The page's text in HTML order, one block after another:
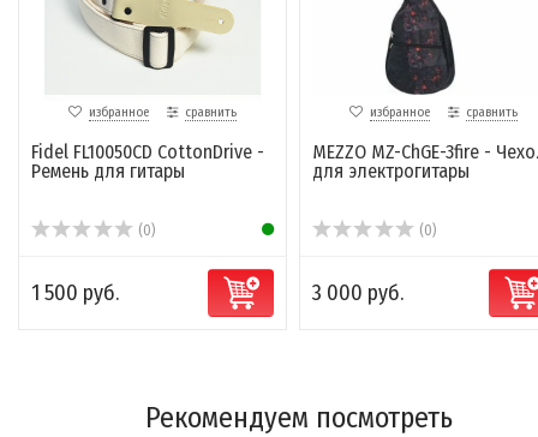
избранное сравнить
Fidel FL10050CD CottonDrive -
Ремень для гитары
(0)
1 500 руб.
избранное сравнить
MEZZO MZ-ChGE-3fire -
для электрогитары
(0)
3 000 руб.
Рекомендуем посмотреть